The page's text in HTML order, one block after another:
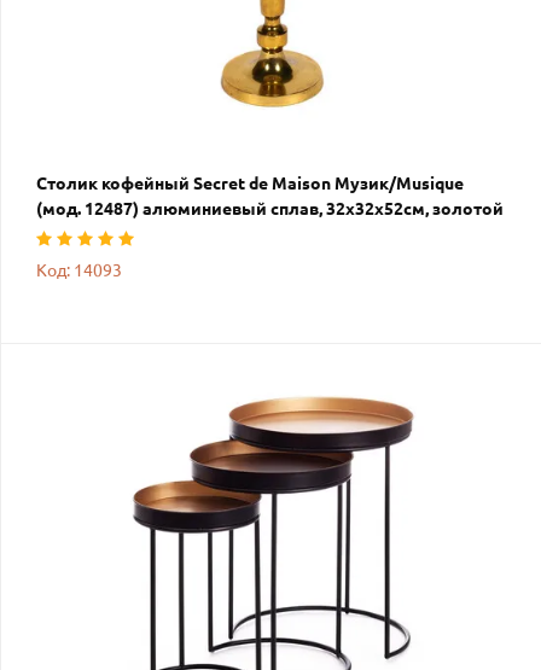
Столик кофейный Secret de Maison Музик/Musique
(мод. 12487) алюминиевый сплав, 32х32х52см, золотой
Код: 14093